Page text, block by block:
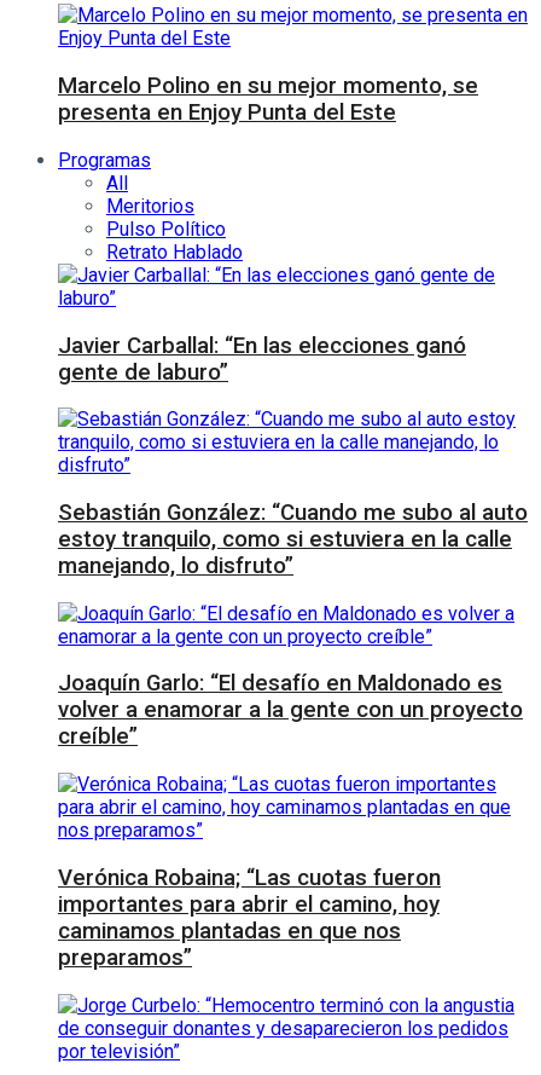
Marcelo Polino en su mejor momento, se
presenta en Enjoy Punta del Este
Programas
All
Meritorios
Pulso Político
Retrato Hablado
Javier Carballal: “En las elecciones ganó
gente de laburo”
Sebastián González: “Cuando me subo al auto
estoy tranquilo, como si estuviera en la calle
manejando, lo disfruto”
Joaquín Garlo: “El desafío en Maldonado es
volver a enamorar a la gente con un proyecto
creíble”
Verónica Robaina; “Las cuotas fueron
importantes para abrir el camino, hoy
caminamos plantadas en que nos
preparamos”